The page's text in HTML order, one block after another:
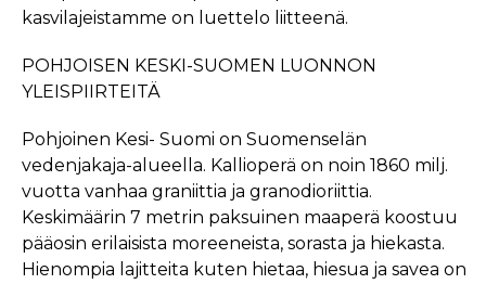
kasvilajeistamme on luettelo liitteenä.
POHJOISEN KESKI-SUOMEN LUONNON
YLEISPIIRTEITÄ
Pohjoinen Kesi- Suomi on Suomenselän
vedenjakaja-alueella. Kallioperä on noin 1860 milj.
vuotta vanhaa graniittia ja granodioriittia.
Keskimäärin 7 metrin paksuinen maaperä koostuu
pääosin erilaisista moreeneista, sorasta ja hiekasta.
Hienompia lajitteita kuten hietaa, hiesua ja savea on